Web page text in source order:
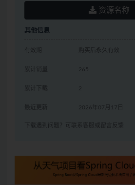
资源名称
其他信息
有效期 购买后永久有效
累计销量 265
累计下载 2
最近更新 2026年07月17日
下载遇到问题？可联系客服或留言反馈